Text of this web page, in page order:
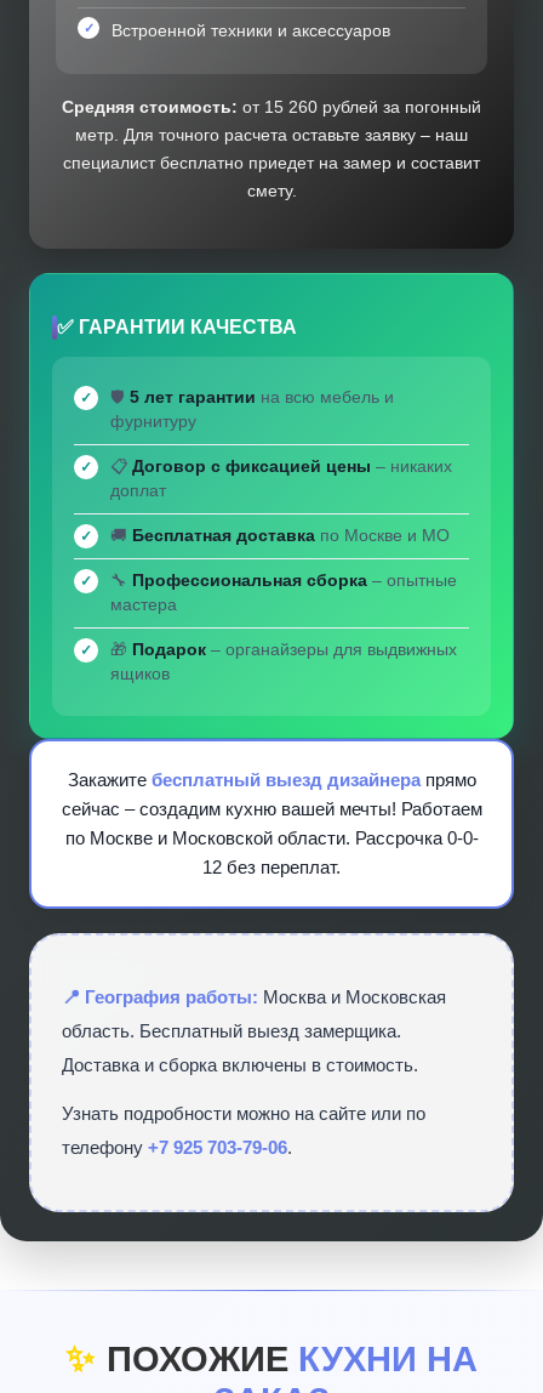
Встроенной техники и аксессуаров
Средняя стоимость: от 15 260 рублей за погонный
метр. Для точного расчета оставьте заявку – наш
специалист бесплатно приедет на замер и составит
смету.
✅ ГАРАНТИИ КАЧЕСТВА
🛡️ 5 лет гарантии на всю мебель и
фурнитуру
📋 Договор с фиксацией цены – никаких
доплат
🚚 Бесплатная доставка по Москве и МО
🔧 Профессиональная сборка – опытные
мастера
🎁 Подарок – органайзеры для выдвижных
ящиков
Закажите бесплатный выезд дизайнерапрямо
сейчас – создадим кухню вашей мечты! Работаем
по Москве и Московской области. Рассрочка 0-0-
12 без переплат.
📍 География работы: Москва и Московская
область. Бесплатный выезд замерщика.
Доставка и сборка включены в стоимость.
Узнать подробности можно на сайте или по
телефону +7 925 703-79-06.
✨ ПОХОЖИЕ КУХНИ НА